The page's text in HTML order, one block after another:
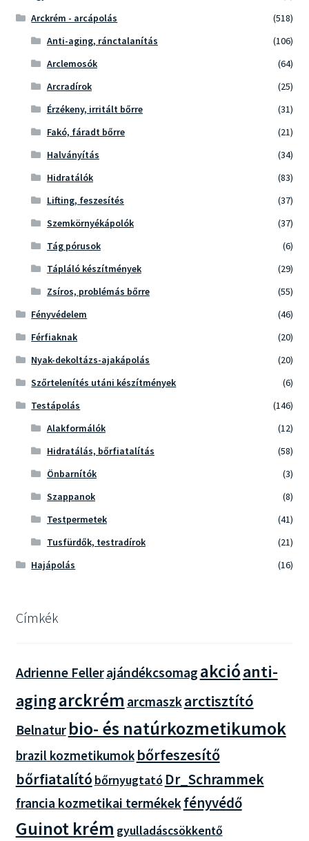
Arckrém - arcápolás
(518)
Anti-aging, ránctalanítás
(106)
Arclemosók
(64)
Arcradírok
(25)
Érzékeny, irritált bőrre
(31)
Fakó, fáradt bőrre
(21)
Halványítás
(34)
Hidratálók
(83)
Lifting, feszesítés
(37)
Szemkörnyékápolók
(37)
Tág pórusok
(6)
Tápláló készítmények
(29)
Zsíros, problémás bőrre
(55)
Fényvédelem
(46)
Férfiaknak
(20)
Nyak-dekoltázs-ajakápolás
(20)
Szőrtelenítés utáni készítmények
(6)
Testápolás
(146)
Alakformálók
(12)
Hidratálás, bőrfiatalítás
(58)
Önbarnítók
(3)
Szappanok
(8)
Testpermetek
(41)
Tusfürdők, testradírok
(21)
Hajápolás
(16)
Címkék
Adrienne Fellerajándékcsomag akcióanti-
agingarckrém arcmaszkarctisztító
Belnatur bio- és natúrkozmetikumok
brazil kozmetikumok bőrfeszesítő
bőrfiatalító bőrnyugtató Dr_Schrammek
francia kozmetikai termékekfényvédő
Guinot krém gyulladáscsökkentő